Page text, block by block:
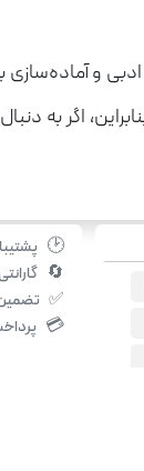
و آماده‌سازی
اگر به
🕑 پشتیبانی
🔄
✅
💳